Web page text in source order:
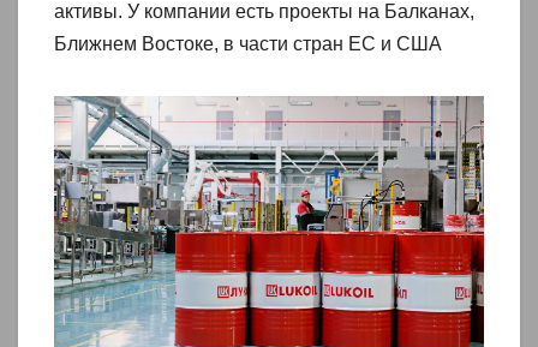
активы. У компании есть проекты на Балканах,
Ближнем Востоке, в части стран ЕС и США